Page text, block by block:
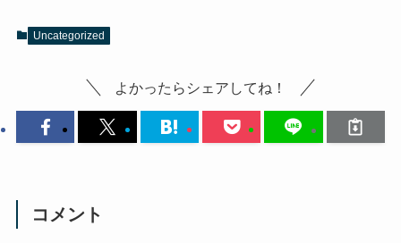
Uncategorized
よかったらシェアしてね！
コメント